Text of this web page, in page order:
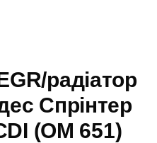
радіатор
Спрінтер
(OM 651)